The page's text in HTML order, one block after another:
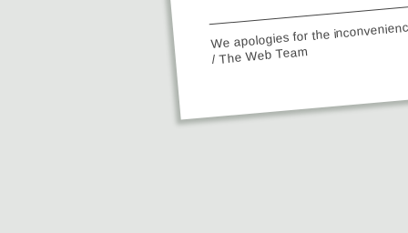
We apologies for the
/ The Web Team